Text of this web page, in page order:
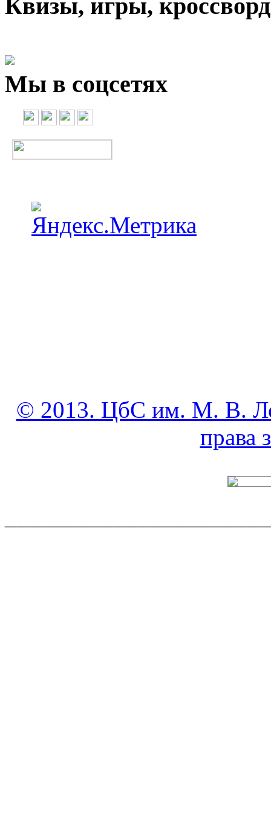
Квизы, игры,
Мы в соцсетях
© 2013. ЦбС им. М. В.
права